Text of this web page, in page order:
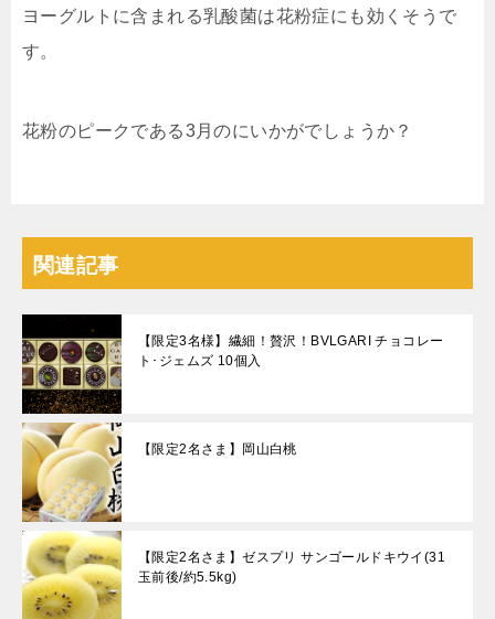
ヨーグルトに含まれる乳酸菌は花粉症にも効くそうで
す。
花粉のピークである3月のにいかがでしょうか？
関連記事
【限定3名様】繊細！贅沢！BVLGARI チョコレー
ト･ジェムズ 10個入
【限定2名さま】岡山白桃
【限定2名さま】ゼスプリ サンゴールドキウイ(31
玉前後/約5.5kg)